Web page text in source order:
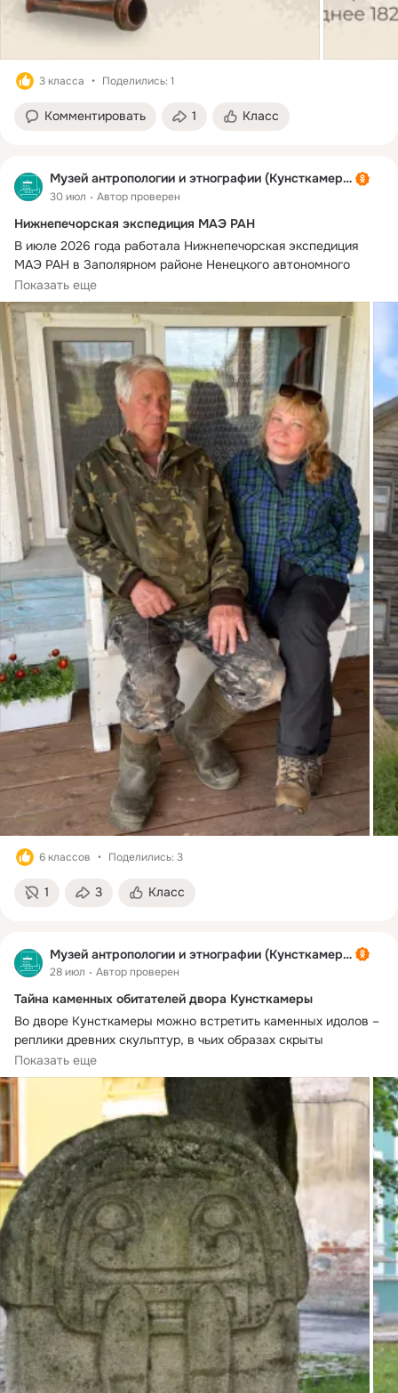
3 класса Поделились: 1
Комментировать 1 Класс
Музей антропологии и этнографии (Кунсткамера)
30 июл Автор проверен
Нижнепечорская экспедиция МАЭ РАН
В июле 2026 года работала Нижнепечорская экспедиция
МАЭ РАН в Заполярном районе Ненецкого автономного
округа по проекту «Русские в регионах Северо-Западного
федерального округа: полевые и стационарные
исследования» в рамках Программы «Русский народ:
традиции, ценности, образ будущего» (поручение
Президента РФ Пр-2951, п. 2 от 19 декабря 2025 г.) (рук. –
академик А. В. Головнёв).
В ходе экспедиции д.и.н., г.н.с., Елена Валерьевна
Перевалова работала в Нарьян-Маре, с. Великовисочное,
Оксино, Тельвиска, д. Устье и в Пустозерске (памятник
«Городище Пустозерск»), где был собран материал по
истории освоения Печорского края и самоедских тундр
Северо-Запада России
Показать еще
6 классов Поделились: 3
1 3 Класс
Музей антропологии и этнографии (Кунсткамера)
28 июл Автор проверен
Тайна каменных обитателей двора Кунсткамеры
Во дворе Кунсткамеры можно встретить каменных идолов –
реплики древних скульптур, в чьих образах скрыты
представления людей об устройстве мира.
Их родина – колумбийский регион Сан-Агустин, где около
двух тысячелетий назад жили люди, о которых мы почти
ничего не знаем. Колумбийский исследователь Карлос
Куэрво Маркес назвал их Народом-Скульптором (El Pueblo
Escultor) за невероятное мастерство в обработке камня. На
монолитах изображены люди в масках. Маска здесь
выступает посредником, способным соединять
противоположности и достигать единства мироздания –
центральной идеи в мировоззрении Народа-Скульптора.
Мистики хватает и в судьбе самих статуй. В
Показать еще